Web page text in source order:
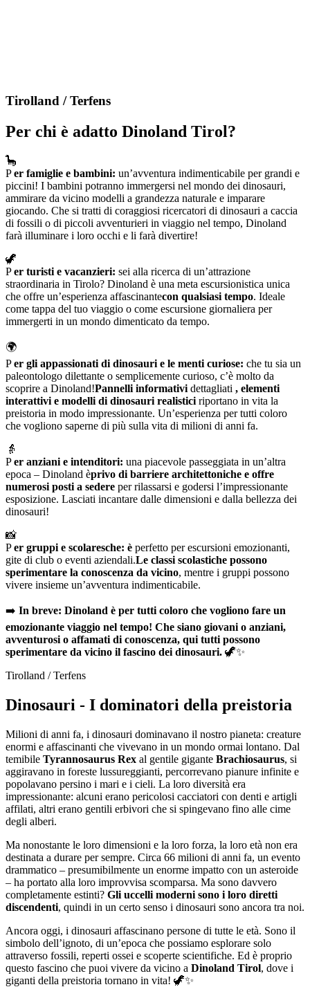
Tirolland / Terfens
Per chi è adatto Dinoland Tirol?
🦕
Per famiglie e bambini: un’avventura indimenticabile per grandi e
piccini! I bambini potranno immergersi nel mondo dei dinosauri,
ammirare da vicino modelli a grandezza naturale e imparare
giocando. Che si tratti di coraggiosi ricercatori di dinosauri a caccia
di fossili o di piccoli avventurieri in viaggio nel tempo, Dinoland
farà illuminare i loro occhi e li farà divertire!
🦖
Per turisti e vacanzieri: sei alla ricerca di un’attrazione
straordinaria in Tirolo? Dinoland è una meta escursionistica unica
che offre un’esperienza affascinantecon qualsiasi tempo. Ideale
come tappa del tuo viaggio o come escursione giornaliera per
immergerti in un mondo dimenticato da tempo.
🌍
Per gli appassionati di dinosauri e le menti curiose: che tu sia un
paleontologo dilettante o semplicemente curioso, c’è molto da
scoprire a Dinoland!Pannelli informativi dettagliati , elementi
interattivi e modelli di dinosauri realistici riportano in vita la
preistoria in modo impressionante. Un’esperienza per tutti coloro
che vogliono saperne di più sulla vita di milioni di anni fa.
👵
Per anziani e intenditori: una piacevole passeggiata in un’altra
epoca – Dinoland èprivo di barriere architettoniche e offre
numerosi posti a sedere per rilassarsi e godersi l’impressionante
esposizione. Lasciati incantare dalle dimensioni e dalla bellezza dei
dinosauri!
📸
Per gruppi e scolaresche: è perfetto per escursioni emozionanti,
gite di club o eventi aziendali.Le classi scolastiche possono
sperimentare la conoscenza da vicino, mentre i gruppi possono
vivere insieme un’avventura indimenticabile.
➡️ In breve: Dinoland è per tutti coloro che vogliono fare un
emozionante viaggio nel tempo! Che siano giovani o anziani,
avventurosi o affamati di conoscenza, qui tutti possono
sperimentare da vicino il fascino dei dinosauri. 🦖✨
Tirolland / Terfens
Dinosauri - I dominatori della preistoria
Milioni di anni fa, i dinosauri dominavano il nostro pianeta: creature
enormi e affascinanti che vivevano in un mondo ormai lontano. Dal
temibile Tyrannosaurus Rex al gentile gigante Brachiosaurus, si
aggiravano in foreste lussureggianti, percorrevano pianure infinite e
popolavano persino i mari e i cieli. La loro diversità era
impressionante: alcuni erano pericolosi cacciatori con denti e artigli
affilati, altri erano gentili erbivori che si spingevano fino alle cime
degli alberi.
Ma nonostante le loro dimensioni e la loro forza, la loro età non era
destinata a durare per sempre. Circa 66 milioni di anni fa, un evento
drammatico – presumibilmente un enorme impatto con un asteroide
– ha portato alla loro improvvisa scomparsa. Ma sono davvero
completamente estinti? Gli uccelli moderni sono i loro diretti
discendenti, quindi in un certo senso i dinosauri sono ancora tra noi.
Ancora oggi, i dinosauri affascinano persone di tutte le età. Sono il
simbolo dell’ignoto, di un’epoca che possiamo esplorare solo
attraverso fossili, reperti ossei e scoperte scientifiche. Ed è proprio
questo fascino che puoi vivere da vicino a Dinoland Tirol, dove i
giganti della preistoria tornano in vita! 🦖✨